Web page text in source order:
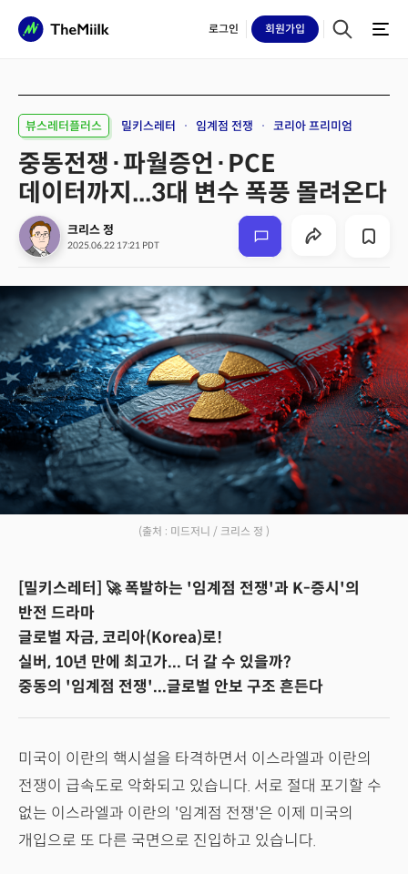
로그인 회원가입
뷰스레터플러스 밀키스레터 임계점 전쟁 코리아 프리미엄
중동전쟁·파월증언·PCE
데이터까지...3대 변수 폭풍 몰려온다
크리스 정
2025.06.22 17:21 PDT
(출처 : 미드저니 / 크리스 정 )
[밀키스레터] 🚀 폭발하는 '임계점 전쟁'과 K-증시'의
반전 드라마
글로벌 자금, 코리아(Korea)로!
실버, 10년 만에 최고가... 더 갈 수 있을까?
중동의 '임계점 전쟁'...글로벌 안보 구조 흔든다
미국이 이란의 핵시설을 타격하면서 이스라엘과 이란의
전쟁이 급속도로 악화되고 있습니다. 서로 절대 포기할 수
없는 이스라엘과 이란의 '임계점 전쟁'은 이제 미국의
개입으로 또 다른 국면으로 진입하고 있습니다.